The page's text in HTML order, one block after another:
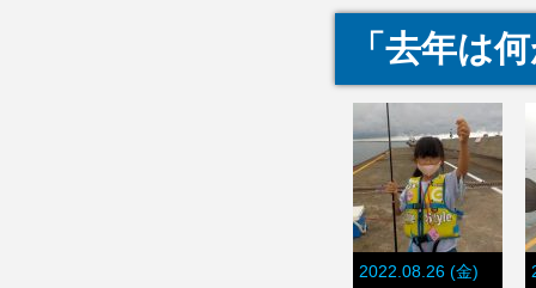
「去年は
2022.08.26 (金)